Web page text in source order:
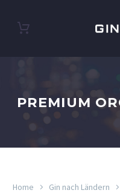
PREMIUM
Home Gin nach Ländern